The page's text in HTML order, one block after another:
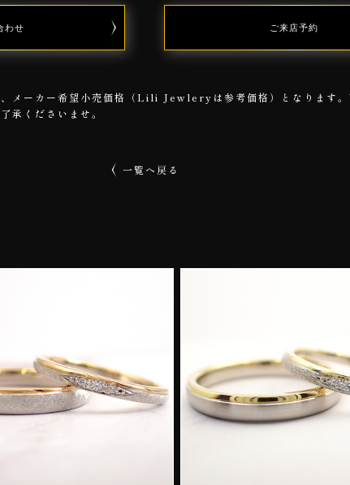
わせ RESERVATION
ご来店予約
メーカー希望小売価格（Lili Jewleryは参考価格）となります。
承くださいませ。
一覧へ戻る